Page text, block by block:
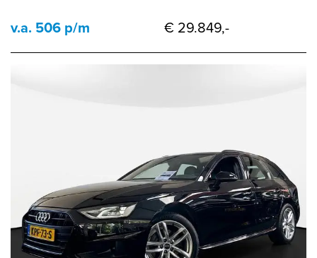
v.a. 506 p/m € 29.849,-